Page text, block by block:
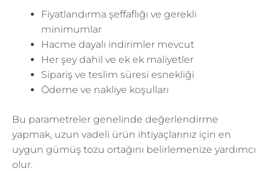
Fiyatlandırma şeffaflığı ve gerekli
minimumlar
Hacme dayalı indirimler mevcut
Her şey dahil ve ek ek maliyetler
Sipariş ve teslim süresi esnekliği
Ödeme ve nakliye koşulları
Bu parametreler genelinde değerlendirme
yapmak, uzun vadeli ürün ihtiyaçlarınız için en
uygun gümüş tozu ortağını belirlemenize yardımcı
olur.